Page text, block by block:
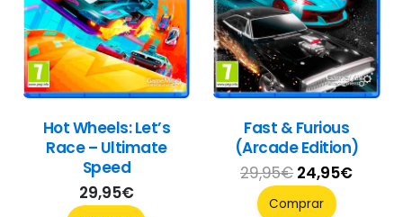
Hot Wheels: Let’s
Race – Ultimate
Speed
29,95€
Fast & Furious
(Arcade Edition)
29,95€ El
precio
24,95€El
Comprar